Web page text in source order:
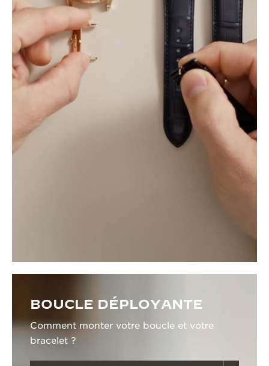
BOUCLE DÉPLOYANTE
Comment monter votre boucle et votre
bracelet ?